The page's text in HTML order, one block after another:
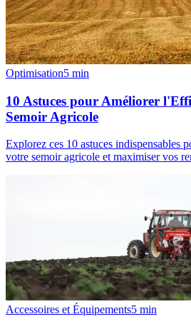
Optimisation5 min
10 Astuces pour Améliorer
Semoir Agricole
Explorez ces 10 astuces indispensables
votre semoir agricole et maximiser vos
Accessoires et Équipements5 min